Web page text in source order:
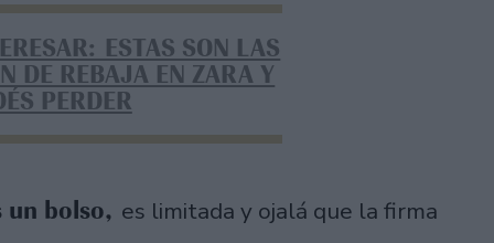
ESTAS SON LAS
DE REBAJA EN ZARA Y
PERDER
un bolso, es limitada y ojalá que la firma